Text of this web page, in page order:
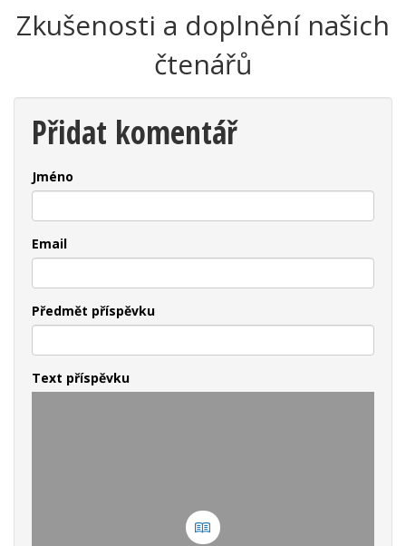
Zkušenosti a doplnění našich
čtenářů
Přidat komentář
Jméno
Email
Předmět příspěvku
Text příspěvku